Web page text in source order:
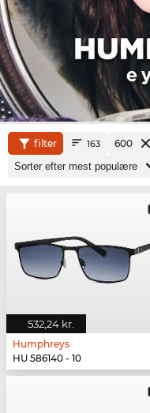
filter 163 600
532,24 kr.
Humphreys
HU 586140 - 10